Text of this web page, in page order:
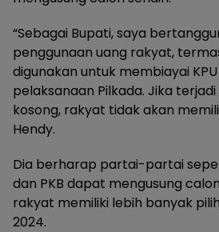
“Sebagai Bupati, saya
penggunaan uang rakyat,
digunakan untuk membiayai
pelaksanaan Pilkada. Jika
kosong, rakyat tidak akan
Hendy.
Dia berharap partai-partai
dan PKB dapat mengusung
rakyat memiliki lebih banyak
2024.